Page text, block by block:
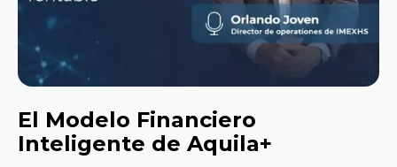
El Modelo Financiero
Inteligente de Aquila+